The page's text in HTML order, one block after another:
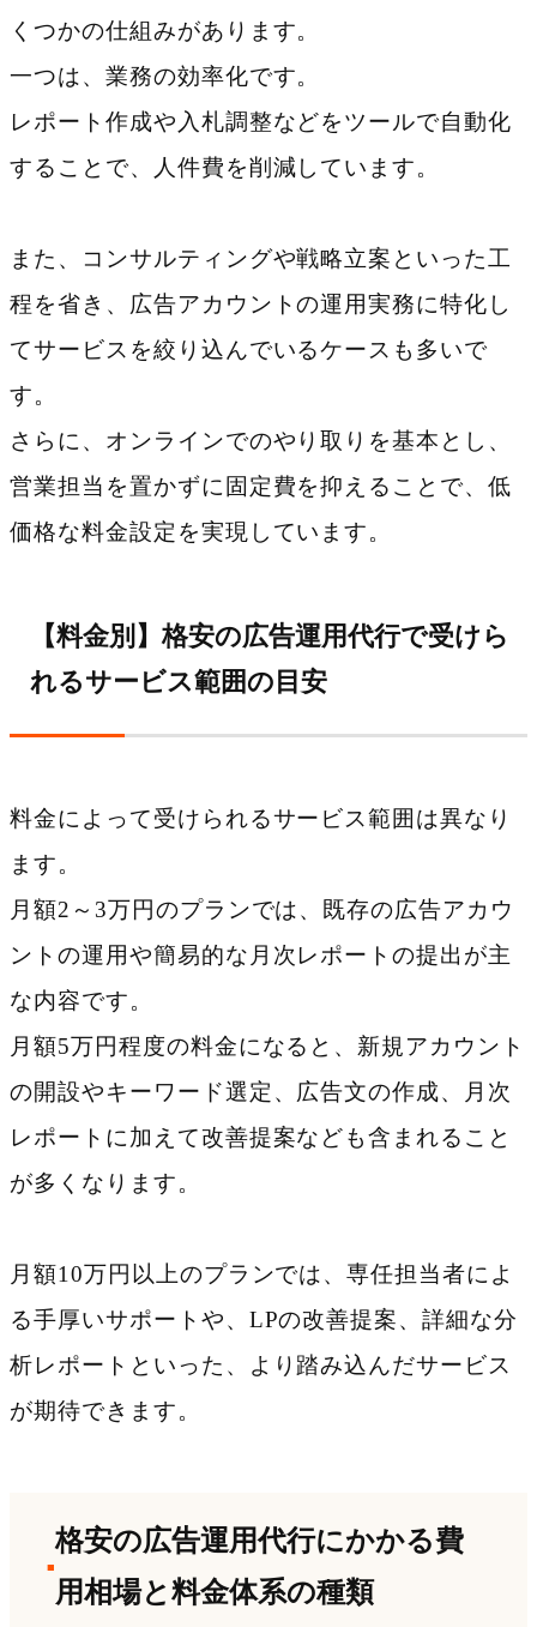
くつかの仕組みがあります。
一つは、業務の効率化です。
レポート作成や入札調整などをツールで自動化
することで、人件費を削減しています。
また、コンサルティングや戦略立案といった工
程を省き、広告アカウントの運用実務に特化し
てサービスを絞り込んでいるケースも多いで
す。
さらに、オンラインでのやり取りを基本とし、
営業担当を置かずに固定費を抑えることで、低
価格な料金設定を実現しています。
【料金別】格安の広告運用代行で受けら
れるサービス範囲の目安
料金によって受けられるサービス範囲は異なり
ます。
月額2～3万円のプランでは、既存の広告アカウ
ントの運用や簡易的な月次レポートの提出が主
な内容です。
月額5万円程度の料金になると、新規アカウント
の開設やキーワード選定、広告文の作成、月次
レポートに加えて改善提案なども含まれること
が多くなります。
月額10万円以上のプランでは、専任担当者によ
る手厚いサポートや、LPの改善提案、詳細な分
析レポートといった、より踏み込んだサービス
が期待できます。
格安の広告運用代行にかかる費
用相場と料金体系の種類